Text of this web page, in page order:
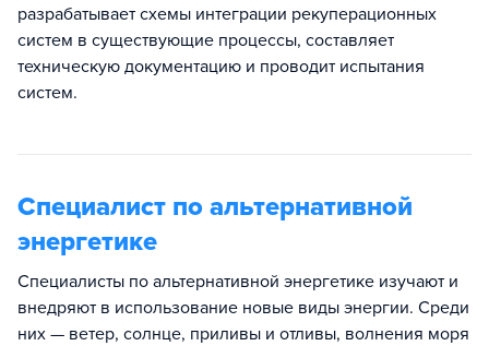
разрабатывает схемы интеграции рекуперационных
систем в существующие процессы, составляет
техническую документацию и проводит испытания
систем.
Специалист по альтернативной
энергетике
Специалисты по альтернативной энергетике изучают и
внедряют в использование новые виды энергии. Среди
них — ветер, солнце, приливы и отливы, волнения моря